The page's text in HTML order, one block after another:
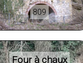
809
Four à chaux